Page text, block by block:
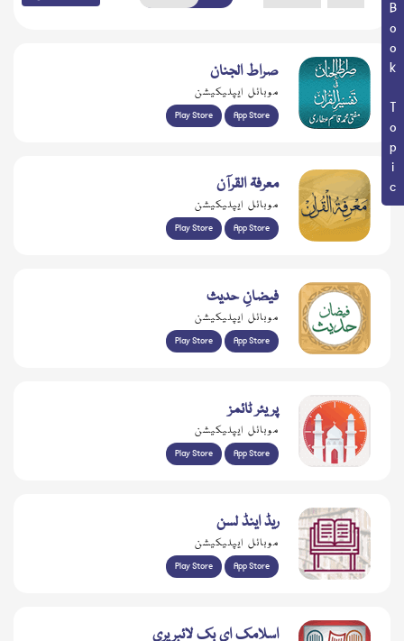
Book Topic صراط الجنان
موبائل ایپلیکیشن
Play Store App Store
معرفۃ القرآن
موبائل ایپلیکیشن
Play Store App Store
فیضانِ حدیث
موبائل ایپلیکیشن
Play Store App Store
پریئر ٹائمز
موبائل ایپلیکیشن
Play Store App Store
ریڈ اینڈ لسن
موبائل ایپلیکیشن
Play Store App Store
اسلامک ای بک لائبریری